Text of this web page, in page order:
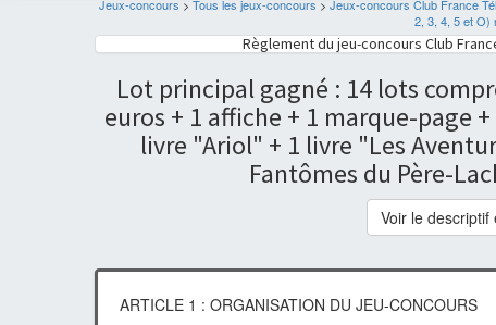
Jeux-concours > Tous les jeux-concours > Jeux-concours Club France
2, 3, 4, 5 et O)
Règlement du jeu-concours Club
Lot principal gagné : 14 lots
euros + 1 affiche + 1 marque-page
livre "Ariol" + 1 livre "Les
Fantômes du Père-
Voir le
ARTICLE 1 : ORGANISATION DU JEU-CONCOURS